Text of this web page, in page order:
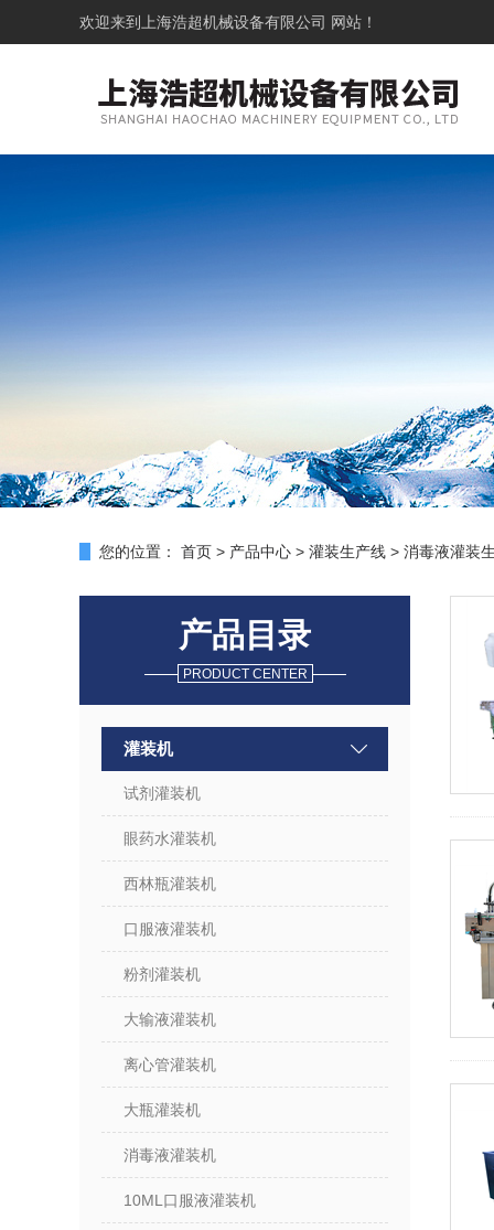
欢迎来到 上海浩超机械设备有限公司 网站！
您的位置： 首页 > 产品中心 > 灌装生产线 > 消毒液灌装
产品目录
PRODUCT CENTER
灌装机
试剂灌装机
眼药水灌装机
西林瓶灌装机
口服液灌装机
粉剂灌装机
大输液灌装机
离心管灌装机
大瓶灌装机
消毒液灌装机
10ML口服液灌装机